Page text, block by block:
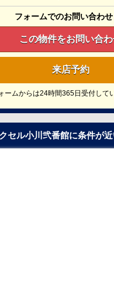
フォームでのお問い合わせ
この物件をお問い合
来店予約
ームからは24時間365日受付して
セル小川弐番館に条件が